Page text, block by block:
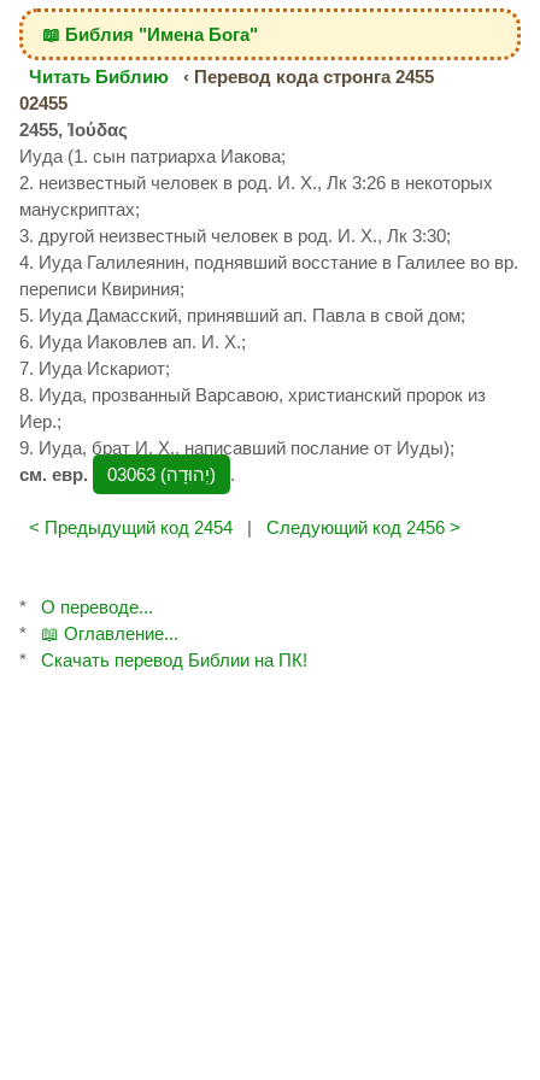
📖 Библия "Имена Бога"
Читать Библию
‹ Перевод кода стронга 2455
02455
2455, Ἰούδας
Иуда (1. сын патриарха Иакова;
2. неизвестный человек в род. И. Х., Лк 3:26 в некоторых
манускриптах;
3. другой неизвестный человек в род. И. Х., Лк 3:30;
4. Иуда Галилеянин, поднявший восстание в Галилее во вр.
переписи Квириния;
5. Иуда Дамасский, принявший ап. Павла в свой дом;
6. Иуда Иаковлев ап. И. Х.;
7. Иуда Искариот;
8. Иуда, прозванный Варсавою, христианский пророк из
Иер.;
9. Иуда, брат И. Х., написавший послание от Иуды);
см. евр.
03063 (יְהוּדָה‎) .
< Предыдущий код 2454 | Следующий код 2456 >
*
О переводе...
*
📖 Оглавление...
*
Скачать перевод Библии на ПК!